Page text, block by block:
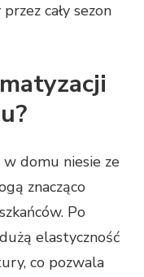
cały sezon
domu niesie ze
znacząco
Po
elastyczność
co pozwala